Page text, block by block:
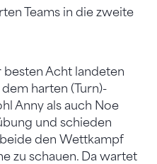
Teams in die zweite
besten Acht landeten
harten (Turn)-
Anny als auch Noe
und schieden
den Wettkampf
zu schauen. Da wartet